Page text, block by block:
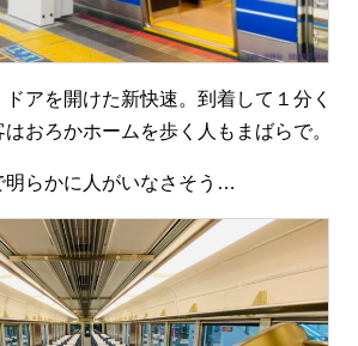
アを開けた新快速。到着して１分く
おろかホームを歩く人もまばらで。
明らかに人がいなさそう…